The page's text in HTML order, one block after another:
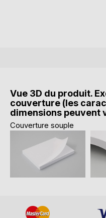
Vue 3D du produit.
couverture (les
dimensions peuvent
Couverture souple